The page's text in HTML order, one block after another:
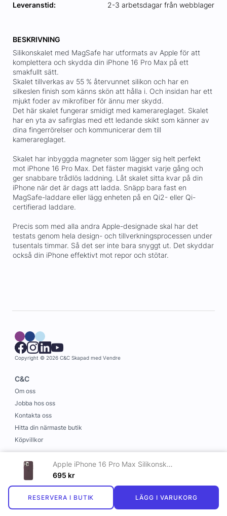
Apple iPhone 16 Pro Max Silikonskal med MagSafe Plommon
695 kr
RESERVERA I BUTIK LÄGG I VARUKORG
Leveranstid:
2-3 arbetsdagar från webblager
BESKRIVNING
Silikonskalet med MagSafe har utformats av Apple för att
komplettera och skydda din iPhone 16 Pro Max på ett
smakfullt sätt.
Skalet tillverkas av 55 % återvunnet silikon och har en
silkeslen finish som känns skön att hålla i. Och insidan har ett
mjukt foder av mikrofiber för ännu mer skydd.
Det här skalet fungerar smidigt med kamerareglaget. Skalet
har en yta av safirglas med ett ledande skikt som känner av
dina fingerrörelser och kommunicerar dem till
kamerareglaget.
Skalet har inbyggda magneter som lägger sig helt perfekt
mot iPhone 16 Pro Max. Det fäster magiskt varje gång och
ger snabbare trådlös laddning. Låt skalet sitta kvar på din
iPhone när det är dags att ladda. Snäpp bara fast en
MagSafe-laddare eller lägg enheten på en Qi2- eller Qi-
certifierad laddare.
Precis som med alla andra Apple-designade skal har det
testats genom hela design- och tillverkningsprocessen under
tusentals timmar. Så det ser inte bara snyggt ut. Det skyddar
också din iPhone effektivt mot repor och stötar.
Copyright © 2026 C&C Skapad med Vendre
C&C
Om oss
Jobba hos oss
Kontakta oss
Hitta din närmaste butik
Köpvillkor
Information
Leverans och betalning
Cookies
Personuppgiftspolicy